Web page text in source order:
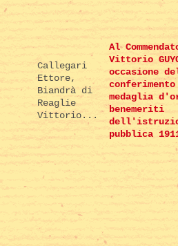
Callegari
Ettore,
Biandrà di
Reaglie
Vittorio...
Al
Vittorio
occasione
medaglia
benemeriti
pubblica